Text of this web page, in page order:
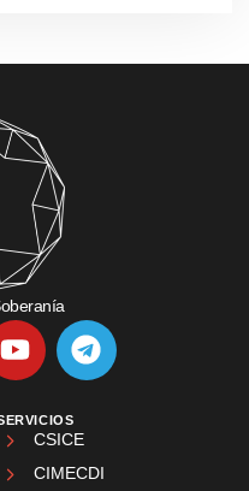
CSICE
CIMECDI